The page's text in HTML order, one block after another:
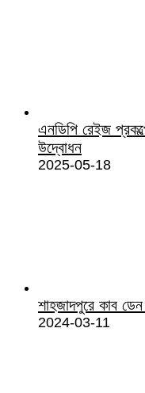
এনডিপি রেইজ
উদ্বোধন
2025-05-18
শাহজাদপুরে কাব
2024-03-11